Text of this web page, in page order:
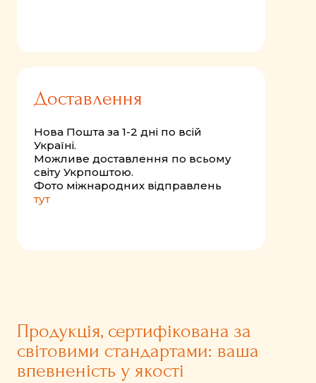
Нова Пошта за 1-2 дні по всій
Україні.
Можливе доставлення по всьому
світу Укрпоштою.
Фото міжнародних відправлень
тут
Доставлення
Продукція, сертифікована за
світовими стандартами: ваша
впевненість у якості